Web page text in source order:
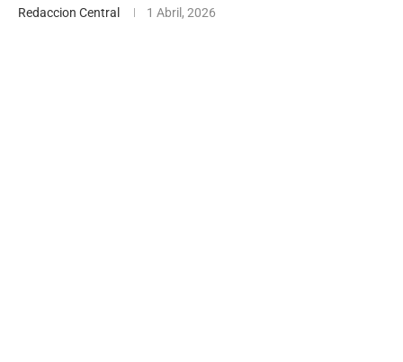
Redaccion Central 1 Abril, 2026